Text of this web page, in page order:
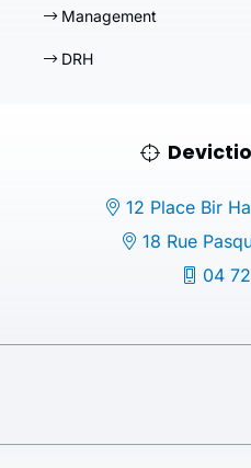
Management
DRH
12 Place Bir
18 Rue
04